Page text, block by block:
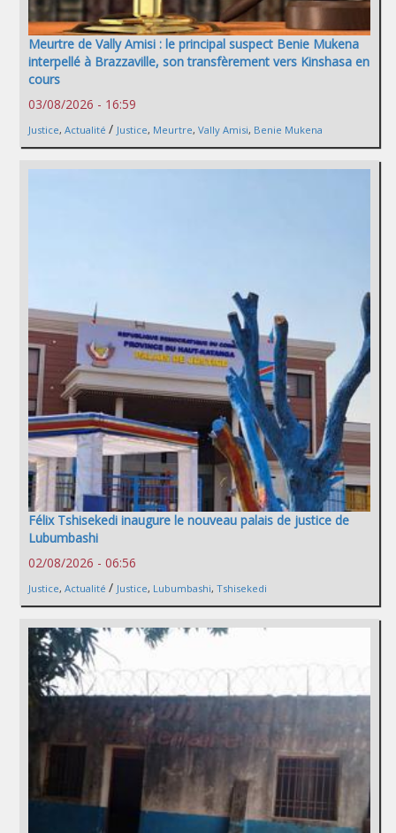
Meurtre de Vally Amisi : le principal suspect Benie Mukena
interpellé à Brazzaville, son transfèrement vers Kinshasa en
cours
03/08/2026 - 16:59
Justice, Actualité / Justice, Meurtre, Vally Amisi, Benie Mukena
Félix Tshisekedi inaugure le nouveau palais de justice de
Lubumbashi
02/08/2026 - 06:56
Justice, Actualité / Justice, Lubumbashi, Tshisekedi